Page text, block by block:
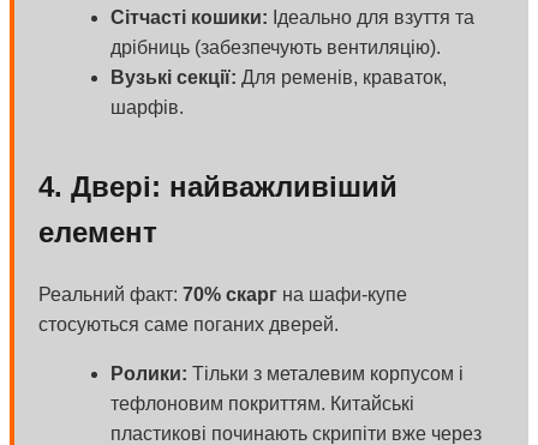
Сітчасті кошики: Ідеально для взуття та
дрібниць (забезпечують вентиляцію).
Вузькі секції: Для ременів, краваток,
шарфів.
4. Двері: найважливіший
елемент
Реальний факт: 70% скарг на шафи-купе
стосуються саме поганих дверей.
Ролики: Тільки з металевим корпусом і
тефлоновим покриттям. Китайські
пластикові починають скрипіти вже через